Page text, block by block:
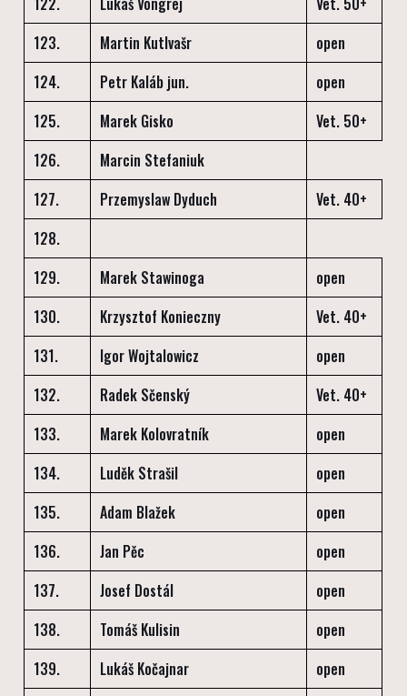
123.
Martin Kutlvašr
open
124.
Petr Kaláb jun.
open
125.
Marek Gisko
Vet. 50+
126.
Marcin Stefaniuk
127.
Przemyslaw Dyduch
Vet. 40+
128.
129.
Marek Stawinoga
open
130.
Krzysztof Konieczny
Vet. 40+
131.
Igor Wojtalowicz
open
132.
Radek Sčenský
Vet. 40+
133.
Marek Kolovratník
open
134.
Luděk Strašil
open
135.
Adam Blažek
open
136.
Jan Pěc
open
137.
Josef Dostál
open
138.
Tomáš Kulisin
open
139.
Lukáš Kočajnar
open